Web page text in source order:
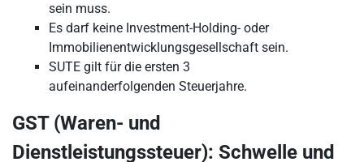
sein muss.
Es darf keine Investment-Holding- oder
Immobilienentwicklungsgesellschaft sein.
SUTE gilt für die ersten 3
aufeinanderfolgenden Steuerjahre.
GST (Waren- und
Dienstleistungssteuer): Schwelle und